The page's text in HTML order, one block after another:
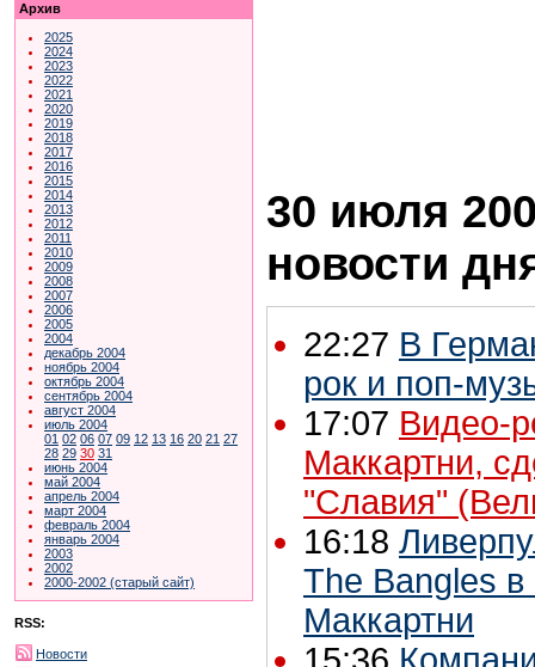
Архив
2025
2024
2023
2022
2021
2020
2019
2018
2017
2016
2015
2014
2013
2012
2011
2010
2009
2008
2007
2006
2005
2004
декабрь 2004
ноябрь 2004
октябрь 2004
сентябрь 2004
август 2004
июль 2004
01 02 06 07 09 12 13 16 20 21 27
28 29 30 31
июнь 2004
май 2004
апрель 2004
март 2004
февраль 2004
январь 2004
2003
2002
2000-2002 (старый сайт)
RSS:
Новости
30 июля
новости
22:27 В
рок и поп-
17:07 Видео-
Маккартни,
"Славия"
16:18
The Bangles в
Маккартни